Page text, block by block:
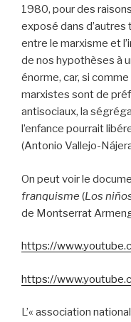
1980, pour des
exposé dans d’autres
entre le marxisme et
de nos hypothèses à
énorme, car, si
marxistes sont de
antisociaux, la
l’enfance pourrait
(Antonio Vallejo-
On peut voir le
franquisme (Los
de Montserrat
https://
https://
L’« association